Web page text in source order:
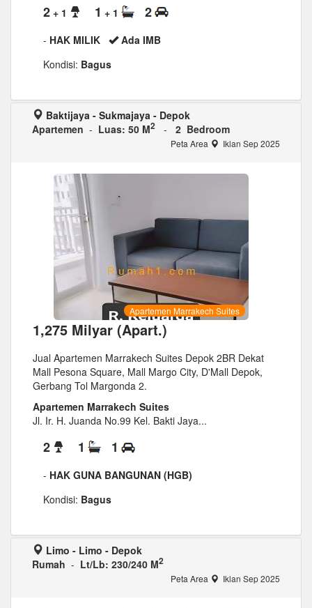
2 + 1 1 + 1 2
- HAK MILIK
Ada IMB
Kondisi: Bagus
Baktijaya - Sukmajaya - Depok
Apartemen - Luas: 50 M2 - 2 Bedroom
Peta Area Iklan Sep 2025
Apartemen Marrakech Suites
1,275 Milyar (Apart.)
Jual Apartemen Marrakech Suites Depok 2BR Dekat
Mall Pesona Square, Mall Margo City, D'Mall Depok,
Gerbang Tol Margonda 2.
Apartemen Marrakech Suites
Jl. Ir. H. Juanda No.99 Kel. Bakti Jaya...
2 1 1
- HAK GUNA BANGUNAN (HGB)
Kondisi: Bagus
Limo - Limo - Depok
Rumah - Lt/Lb: 230/240 M2
Peta Area Iklan Sep 2025